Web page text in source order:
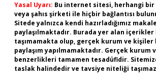
Yasal Uyarı: Bu internet sitesi, herhangi bir
veya şahıs şirketi ile hiçbir bağlantısı
Sitede yalnızca kendi hazırladığımız
paylaşılmaktadır. Burada yer alan
taşımamakta olup, gerçek kurum ve kişiler
paylaşım yapılmamaktadır. Gerçek kurum
benzerlikleri tamamen tesadüfidir.
taslak halindedir ve tavsiye niteliği